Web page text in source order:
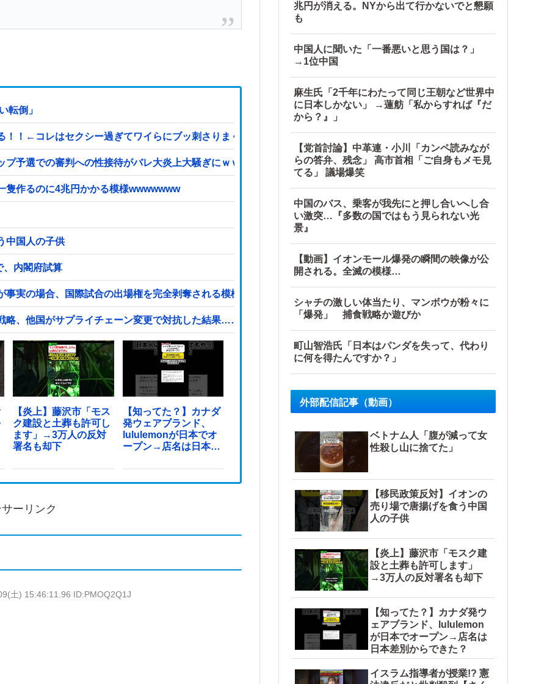
転倒」
！！←コレはセクシー過ぎてワイらにブッ刺さりまくりw w w w w w w w w
予選での審判への性接待がバレ大炎上大騒ぎにｗｗｗｗｗｗｗｗ
隻作るのに4兆円かかる模様wwwwwww
中国人の子供
、内閣府試算
実の場合、国際試合の出場権を完全剥奪される模様…（ブルブル」＝韓国の反応
略、他国がサプライチェーン変更で対抗した結果……他
【炎上】藤沢市「モス
ク建設と土葬も許可し
ます」→3万人の反対
署名も却下
【知ってた？】カナダ
発ウェアブランド、
lululemonが日本でオ
ープン→店名は日本差
ーリンク
土) 15:46:11.96 ID:PMOQ2Q1J
兆円が消える。NYから出て行かないでと懇願
も
中国人に聞いた「一番悪いと思う国は？」
→1位中国
麻生氏「2千年にわたって同じ王朝など世界中
に日本しかない」 →蓮舫「私からすれば『だ
から？』」
【党首討論】中革連・小川「カンペ読みなが
らの答弁、残念」 高市首相「ご自身もメモ見
てる」 議場爆笑
中国のバス、乗客が我先にと押し合いへし合
い激突…『多数の国ではもう見られない光
景』
【動画】イオンモール爆発の瞬間の映像が公
開される。全滅の模様…
シャチの激しい体当たり、マンボウが粉々に
「爆発」 捕食戦略か遊びか
町山智浩氏「日本はパンダを失って、代わり
に何を得たんですか？」
外部配信記事（動画）
ベトナム人「腹が減って女
性殺し山に捨てた」
【移民政策反対】イオンの
売り場で唐揚げを食う中国
人の子供
【炎上】藤沢市「モスク建
設と土葬も許可します」
→3万人の反対署名も却下
【知ってた？】カナダ発ウ
ェアブランド、lululemon
が日本でオープン→店名は
日本差別からできた？
イスラム指導者が授業!? 憲